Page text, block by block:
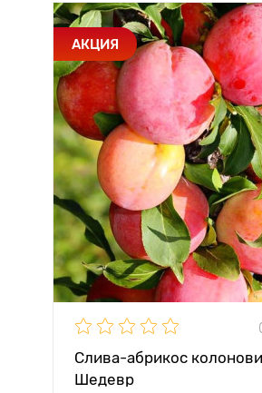
АКЦИЯ
Слива-абрикос
Шедевр